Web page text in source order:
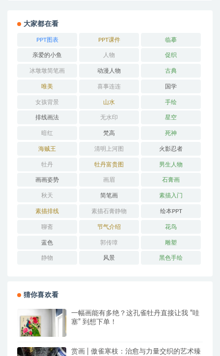
大家都在看
PPT图表 PPT课件 临摹
亲爱的小鱼 人物 促织
冰墩墩简笔画 动漫人物 古典
唯美 喜事连连 国学
女孩背景 山水 手绘
排线画法 无水印 星空
暗红 梵高 死神
海贼王 清明上河图 火影忍者
牡丹 牡丹富贵图 男生人物
画画姿势 画眉 石膏画
秋天 简笔画 素描入门
素描排线 素描石膏静物 绘本PPT
聊斋 节气介绍 花鸟
蓝色 郭传璋 雕塑
静物 风景 黑色手绘
猜你喜欢看
一幅画能有多绝？这孔雀牡丹直接让我 “哇
塞” 到想下单！
赏画 | 傲雀寒枝：治愈与力量交织的艺术臻